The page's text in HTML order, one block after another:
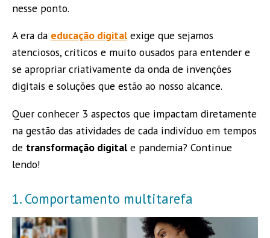
nesse ponto.
A era da educação digital exige que sejamos
atenciosos, críticos e muito ousados para entender e
se apropriar criativamente da onda de invenções
digitais e soluções que estão ao nosso alcance.
Quer conhecer 3 aspectos que impactam diretamente
na gestão das atividades de cada indivíduo em tempos
de transformação digital e pandemia? Continue
lendo!
1. Comportamento multitarefa